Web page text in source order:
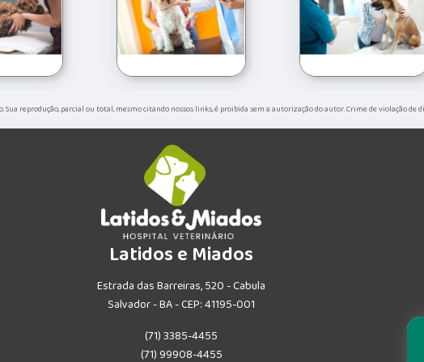
Sua reprodução, parcial ou total, mesmo citando nossos links, é proibida sem a autorização do autor. Crime de violação de
Latidos e Miados
Estrada das Barreiras, 520 - Cabula
Salvador - BA - CEP: 41195-001
(71) 3385-4455
(71) 99908-4455